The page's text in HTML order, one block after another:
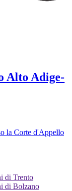
Alto Adige-
la Corte d'Appello
di Trento
di Bolzano